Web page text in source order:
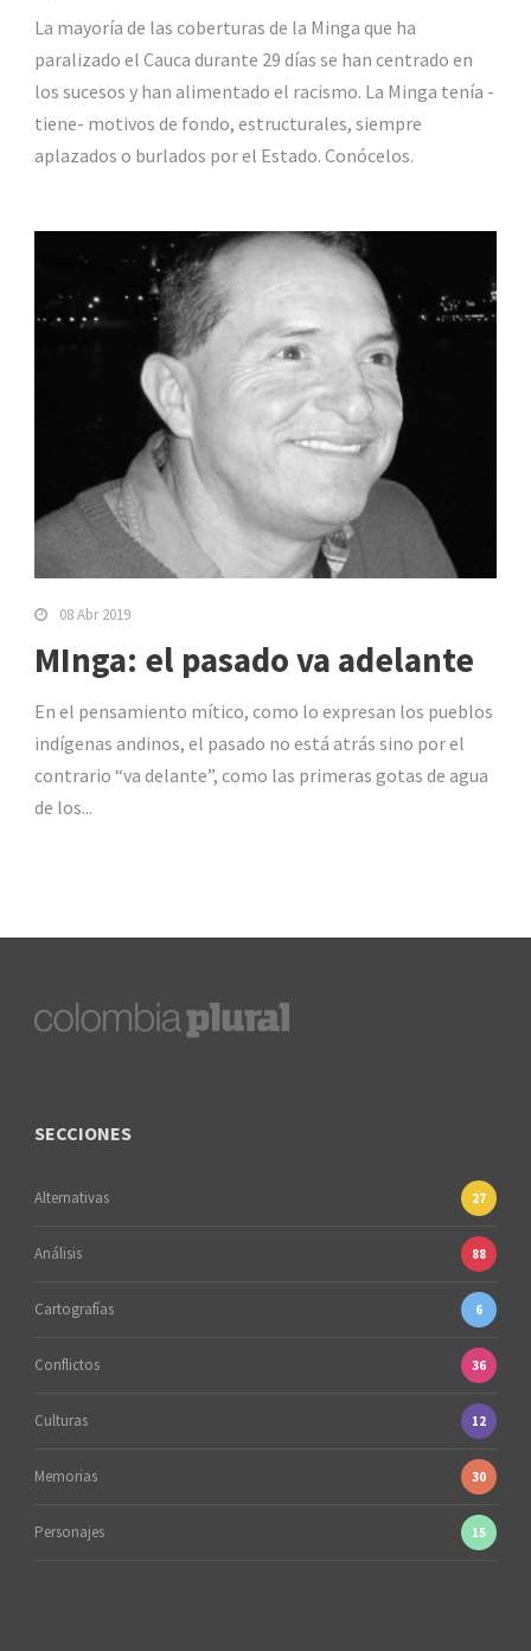
La mayoría de las coberturas de la Minga que ha
paralizado el Cauca durante 29 días se han centrado en
los sucesos y han alimentado el racismo. La Minga tenía -
tiene- motivos de fondo, estructurales, siempre
aplazados o burlados por el Estado. Conócelos.
08 Abr 2019
MInga: el pasado va adelante
En el pensamiento mítico, como lo expresan los pueblos
indígenas andinos, el pasado no está atrás sino por el
contrario “va delante”, como las primeras gotas de agua
de los...
SECCIONES
Alternativas 27
Análisis 88
Cartografías 6
Conflictos 36
Culturas 12
Memorias 30
Personajes 15